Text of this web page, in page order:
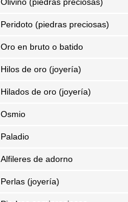
Olivino (piedras preciosas)
Peridoto (piedras preciosas)
Oro en bruto o batido
Hilos de oro (joyería)
Hilados de oro (joyería)
Osmio
Paladio
Alfileres de adorno
Perlas (joyería)